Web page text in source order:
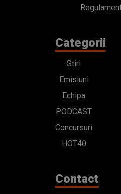
Categorii
Stiri
Emisiuni
Echipa
PODCAST
Concursuri
HOT40
Contact